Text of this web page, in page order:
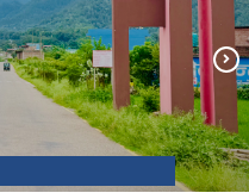
कार्यक्रम।
मैत्री खेल मैदान